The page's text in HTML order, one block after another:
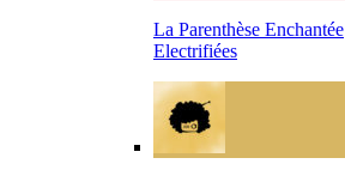
La Parenthèse Enchantée
Electrifiées